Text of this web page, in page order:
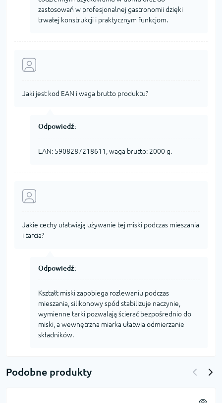
zastosowań w profesjonalnej gastronomii dzięki
trwałej konstrukcji i praktycznym funkcjom.
Jaki jest kod EAN i waga brutto produktu?
Odpowiedź:
EAN: 5908287218611, waga brutto: 2000 g.
Jakie cechy ułatwiają używanie tej miski podczas mieszania
i tarcia?
Odpowiedź:
Kształt miski zapobiega rozlewaniu podczas
mieszania, silikonowy spód stabilizuje naczynie,
wymienne tarki pozwalają ścierać bezpośrednio do
miski, a wewnętrzna miarka ułatwia odmierzanie
składników.
Podobne produkty